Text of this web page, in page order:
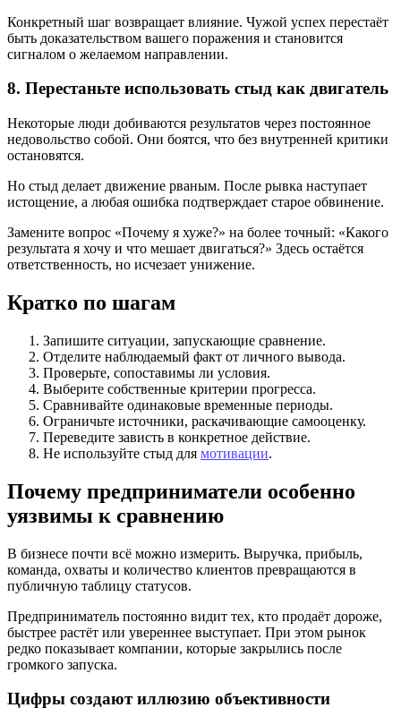
Конкретный шаг возвращает влияние. Чужой успех перестаёт
быть доказательством вашего поражения и становится
сигналом о желаемом направлении.
8. Перестаньте использовать стыд как двигатель
Некоторые люди добиваются результатов через постоянное
недовольство собой. Они боятся, что без внутренней критики
остановятся.
Но стыд делает движение рваным. После рывка наступает
истощение, а любая ошибка подтверждает старое обвинение.
Замените вопрос «Почему я хуже?» на более точный: «Какого
результата я хочу и что мешает двигаться?» Здесь остаётся
ответственность, но исчезает унижение.
Кратко по шагам
Запишите ситуации, запускающие сравнение.
Отделите наблюдаемый факт от личного вывода.
Проверьте, сопоставимы ли условия.
Выберите собственные критерии прогресса.
Сравнивайте одинаковые временные периоды.
Ограничьте источники, раскачивающие самооценку.
Переведите зависть в конкретное действие.
Не используйте стыд для мотивации.
Почему предприниматели особенно
уязвимы к сравнению
В бизнесе почти всё можно измерить. Выручка, прибыль,
команда, охваты и количество клиентов превращаются в
публичную таблицу статусов.
Предприниматель постоянно видит тех, кто продаёт дороже,
быстрее растёт или увереннее выступает. При этом рынок
редко показывает компании, которые закрылись после
громкого запуска.
Цифры создают иллюзию объективности